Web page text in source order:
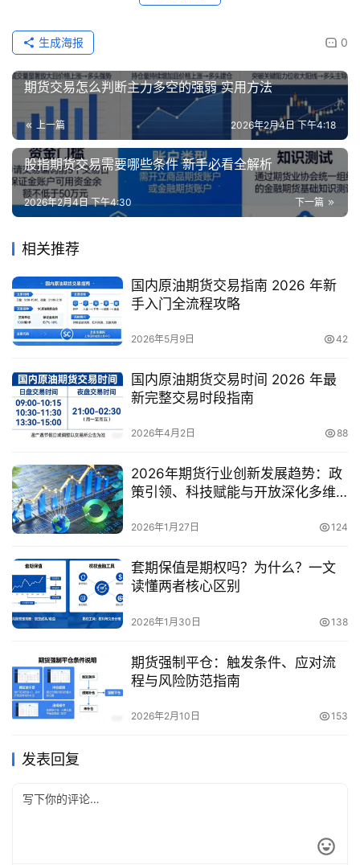
0
生成海报
期货交易怎么判断主力多空的强弱 实用方法
上一篇 2026年2月4日 下午4:18
股指期货交易需要哪些条件 新手必看全解析
下一篇
2026年2月4日 下午4:30
相关推荐
国内原油期货交易指南 2026 年新
手入门全流程攻略
2026年5月9日 42
国内原油期货交易时间 2026 年最
新完整交易时段指南
2026年4月2日 88
2026年期货行业创新发展趋势：政
策引领、科技赋能与开放深化多维
2026年1月27日 124
套期保值是期权吗？为什么？一文
读懂两者核心区别
2026年1月30日 138
期货强制平仓：触发条件、应对流
程与风险防范指南
2026年2月10日 153
发表回复